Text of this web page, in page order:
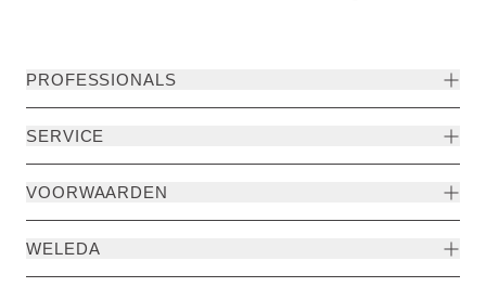
PROFESSIONALS
SERVICE
VOORWAARDEN
WELEDA